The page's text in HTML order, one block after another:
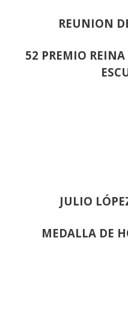
REUNION
52 PREMIO
JULIO
MEDALLA DE